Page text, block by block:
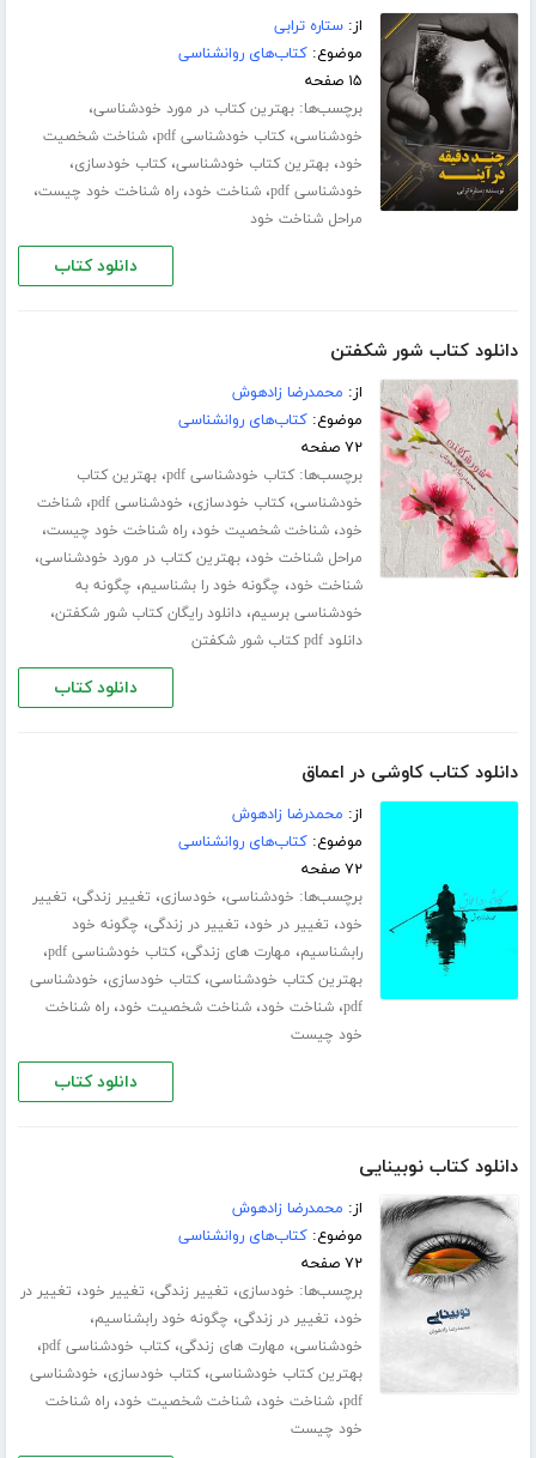
از:ستاره ترابی
موضوع:کتاب‌های روانشناسی
۱۵ صفحه
برچسب‌ها:بهترین کتاب در مورد خودشناسی،
خودشناسی،کتاب خودشناسی pdf ،شناخت شخصیت
خود،بهترین کتاب خودشناسی،کتاب خودسازی،
خودشناسی pdf ،شناخت خود،راه شناخت خود چیست،
مراحل شناخت خود
دانلود کتاب
دانلود کتاب شور شکفتن
از: محمدرضا زادهوش
موضوع:کتاب‌های روانشناسی
۷۲ صفحه
برچسب‌ها:کتاب خودشناسی pdf ،بهترین کتاب
خودشناسی،کتاب خودسازی، خودشناسی pdf ،شناخت
خود،شناخت شخصیت خود،راه شناخت خود چیست،
مراحل شناخت خود،بهترین کتاب در مورد خودشناسی،
شناخت خود، چگونه خود را بشناسیم، چگونه به
خودشناسی برسیم،دانلود رایگان کتاب شور شکفتن،
دانلود pdf کتاب شور شکفتن
دانلود کتاب
دانلود کتاب کاوشی در اعماق
از: محمدرضا زادهوش
موضوع:کتاب‌های روانشناسی
۷۲ صفحه
برچسب‌ها: خودشناسی، خودسازی، تغییر زندگی، تغییر
خود، تغییر در خود، تغییر در زندگی، چگونه خود
رابشناسیم، مهارت های زندگی،کتاب خودشناسی pdf ،
بهترین کتاب خودشناسی،کتاب خودسازی، خودشناسی
pdf،شناخت خود،شناخت شخصیت خود،راه شناخت
خود چیست
دانلود کتاب
دانلود کتاب نوبینایی
از: محمدرضا زادهوش
موضوع:کتاب‌های روانشناسی
۷۲ صفحه
برچسب‌ها: خودسازی، تغییر زندگی، تغییر خود، تغییر در
خود، تغییر در زندگی، چگونه خود رابشناسیم،
خودشناسی، مهارت های زندگی،کتاب خودشناسی pdf ،
بهترین کتاب خودشناسی،کتاب خودسازی، خودشناسی
pdf،شناخت خود،شناخت شخصیت خود،راه شناخت
خود چیست